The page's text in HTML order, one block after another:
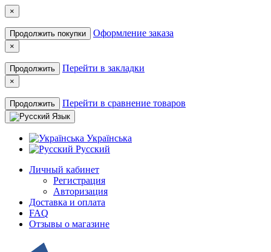
×
Продолжить покупки Оформление заказа
×
Продолжить Перейти в закладки
×
Продолжить Перейти в сравнение товаров
Язык
Українська
Русский
Личный кабинет
Регистрация
Авторизация
Доставка и оплата
FAQ
Отзывы о магазине